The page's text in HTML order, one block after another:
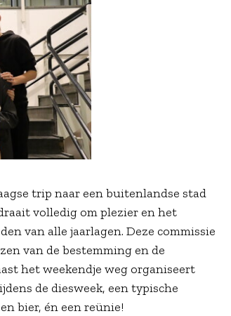
trip naar een buitenlandse stad
volledig om plezier en het
van alle jaarlagen. Deze commissie
van de bestemming en de
het weekendje weg organiseert
de diesweek, een typische
bier, én een reünie!